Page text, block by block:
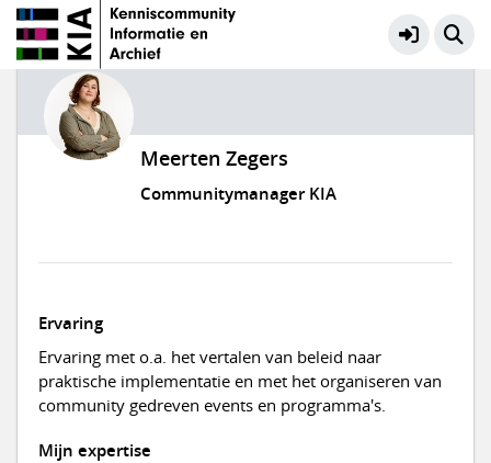
Meerten Zegers
Communitymanager KIA
Ervaring
Ervaring met o.a. het vertalen van beleid naar
praktische implementatie en met het organiseren van
community gedreven events en programma's.
Mijn expertise